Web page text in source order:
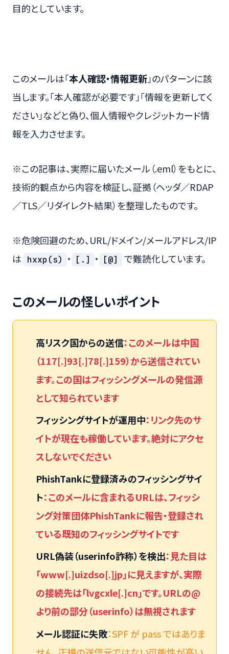
目的としています。
このメールは「本人確認・情報更新」のパターンに該
当します。「本人確認が必要です」「情報を更新してく
ださい」などと偽り、個人情報やクレジットカード情
報を入力させます。
※この記事は、実際に届いたメール（.eml）をもとに、
技術的観点から内容を検証し、証拠（ヘッダ／RDAP
／TLS／リダイレクト結果）を整理したものです。
※危険回避のため、URL/ドメイン/メールアドレス/IP
は hxxp(s) ・ [.] ・ [@] で難読化しています。
このメールの怪しいポイント
高リスク国からの送信：このメールは中国
（117[.]93[.]78[.]159）から送信されてい
ます。この国はフィッシングメールの発信源
として知られています
フィッシングサイトが運用中：リンク先のサ
イトが現在も稼働しています。絶対にアクセ
スしないでください
PhishTankに登録済みのフィッシングサイ
ト：このメールに含まれるURLは、フィッシ
ング対策団体PhishTankに報告・登録され
ている既知のフィッシングサイトです
URL偽装（userinfo詐称）を検出：見た目は
「www[.]uizdso[.]jp」に見えますが、実際
の接続先は「lvgcxle[.]cn」です。URLの@
より前の部分（userinfo）は無視されます
メール認証に失敗：SPF が pass ではありま